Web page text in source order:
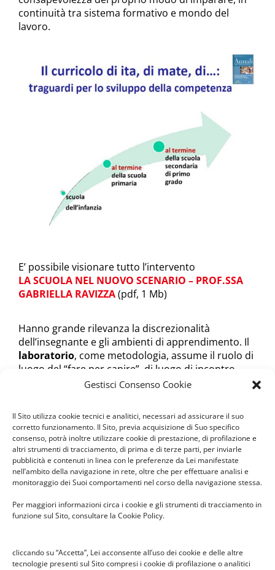
Gestisci Consenso Cookie
Il Sito utilizza cookie tecnici e analitici, necessari ad assicurare il suo
corretto funzionamento. Il Sito, previa acquisizione di Suo specifico
consenso, potrà inoltre utilizzare cookie di prestazione, di profilazione e
altri strumenti di tracciamento, di prima e di terze parti, per inviarle
pubblicità e contenuti in linea con le preferenze da Lei manifestate
nell’ambito della navigazione in rete, oltre che per effettuare analisi e
monitoraggio dei Suoi comportamenti nel corso della navigazione stessa.
Per maggiori informazioni circa i cookie e gli strumenti di tracciamento in
funzione sul Sito, consultare la Cookie Policy.
cliccando su “Accetta”, Lei acconsente all’uso dei cookie e delle altre
tecnologie presenti sul Sito compresi i cookie di profilazione o analitici
continuità tra sistema formativo e mondo del
lavoro.
E’ possibile visionare tutto l’intervento
LA SCUOLA NEL NUOVO SCENARIO – PROF.SSA
GABRIELLA RAVIZZA(pdf, 1 Mb)
Hanno grande rilevanza la discrezionalità
dell’insegnante e gli ambienti di apprendimento. Il
laboratorio, come metodologia, assume il ruolo di
luogo del “fare per capire”, di luogo di incontro
educativo e collaborazione, in cui imparare ad